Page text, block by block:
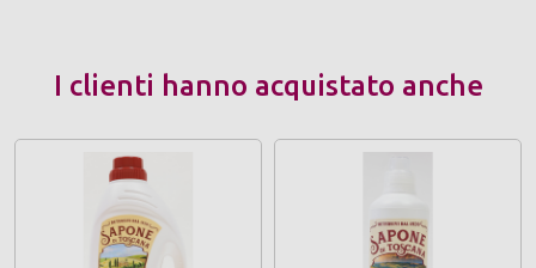
I clienti hanno acquistato anche